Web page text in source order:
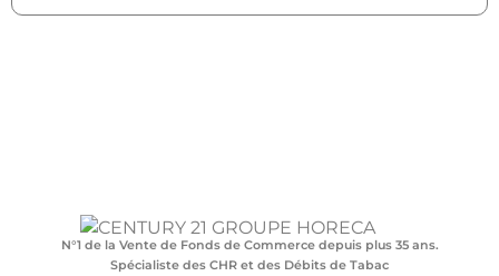
N°1 de la Vente de Fonds de Commerce depuis plus 35 ans.
Spécialiste des CHR et des Débits de Tabac